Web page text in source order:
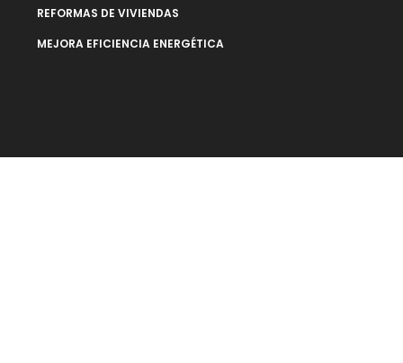
REFORMAS DE VIVIENDAS
MEJORA EFICIENCIA ENERGÉTICA